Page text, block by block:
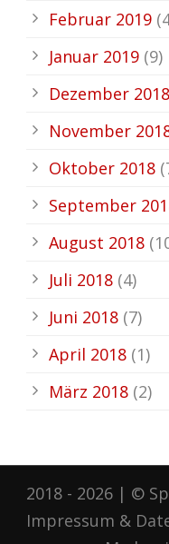
Februar 2019
Januar 2019 (9)
Dezember 2018
November
Oktober 2018
September
August 2018
Juli 2018 (4)
Juni 2018 (7)
April 2018 (1)
März 2018 (2)
2018 - 2026 | ©
Impressum &